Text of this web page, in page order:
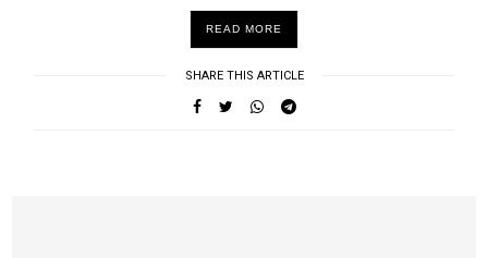
READ MORE
SHARE THIS ARTICLE